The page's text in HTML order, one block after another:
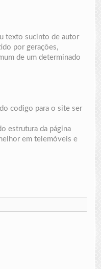
texto sucinto de autor
por gerações,
de um determinado
codigo para o site ser
estrutura da página
em telemóveis e